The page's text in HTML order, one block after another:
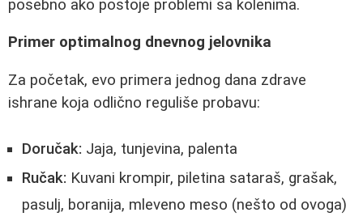
posebno ako postoje problemi sa kolenima.
Primer optimalnog dnevnog jelovnika
Za početak, evo primera jednog dana zdrave
ishrane koja odlično reguliše probavu:
Doručak: Jaja, tunjevina, palenta
Ručak: Kuvani krompir, piletina sataraš, grašak,
pasulj, boranija, mleveno meso (nešto od ovoga)